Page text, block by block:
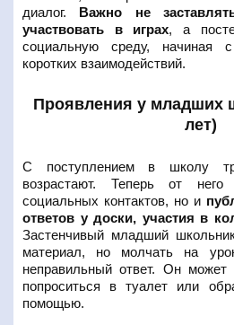
диалог. Важно не
участвовать в играх, а
социальную среду, начиная
коротких взаимодействий.
Проявления у младших
лет)
С поступлением в школу
возрастают. Теперь от
социальных контактов, но и
ответов у доски, участия в
Застенчивый младший
материал, но молчать на
неправильный ответ. Он может
попроситься в туалет или
помощью.